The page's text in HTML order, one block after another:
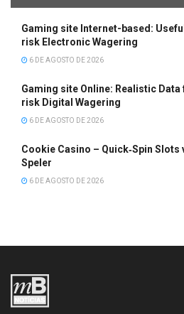
Gaming site Internet-based:
risk Electronic Wagering
6 DE AGOSTO DE 2026
Gaming site Online: Realistic
risk Digital Wagering
6 DE AGOSTO DE 2026
Cookie Casino – Quick‑Spin Slots
Speler
6 DE AGOSTO DE 2026